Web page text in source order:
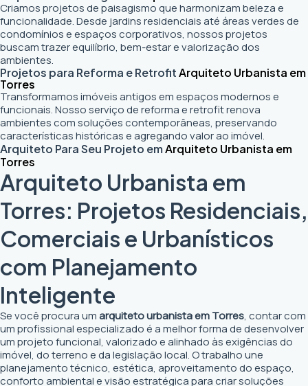
Criamos projetos de paisagismo que harmonizam beleza e
funcionalidade. Desde jardins residenciais até áreas verdes de
condomínios e espaços corporativos, nossos projetos
buscam trazer equilíbrio, bem-estar e valorização dos
ambientes.
Projetos para Reforma e RetrofitArquiteto Urbanista em
Torres
Transformamos imóveis antigos em espaços modernos e
funcionais. Nosso serviço de reforma e retrofit renova
ambientes com soluções contemporâneas, preservando
características históricas e agregando valor ao imóvel.
Arquiteto Para Seu Projeto emArquiteto Urbanista em
Torres
Arquiteto Urbanista em
Torres: Projetos Residenciais,
Comerciais e Urbanísticos
com Planejamento
Inteligente
Se você procura umarquiteto urbanista em Torres, contar com
um profissional especializado é a melhor forma de desenvolver
um projeto funcional, valorizado e alinhado às exigências do
imóvel, do terreno e da legislação local. O trabalho une
planejamento técnico, estética, aproveitamento do espaço,
conforto ambiental e visão estratégica para criar soluções